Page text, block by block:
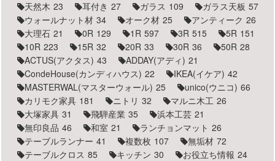
天然木 23 耳付き 27 ガラス 109 ガラス天板 57
ウォールナット材 34 オーク材 25 アンティーク 26
大理石 21 0R 129 1R 597 3R 515 5R 151
10R 223 15R 32 20R 33 30R 36 50R 28
ACTUS(アクタス) 43 ADDAY(アディ) 21
CondeHouse(カンディハウス) 22 IKEA(イケア) 42
MASTERWAL(マスターウォール) 25 unico(ウニコ) 66
カリモク家具 181 ニトリ 32 マルニ木工 26
大塚家具 31 飛騨産業 35 浜本工芸 21
無印良品 46 和室 21 ランチョンマット 26
テーブルランナー 41 複数枚 107 無垢材 72
テーブルクロス 85 キッチン 30 お役立ち情報 24